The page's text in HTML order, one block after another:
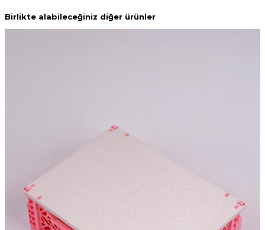
Birlikte alabileceğiniz diğer ürünler